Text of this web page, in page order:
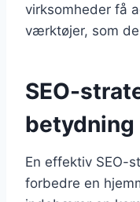
virksomheder få
værktøjer, som
SEO-
En effektiv SEO-
forbedre en